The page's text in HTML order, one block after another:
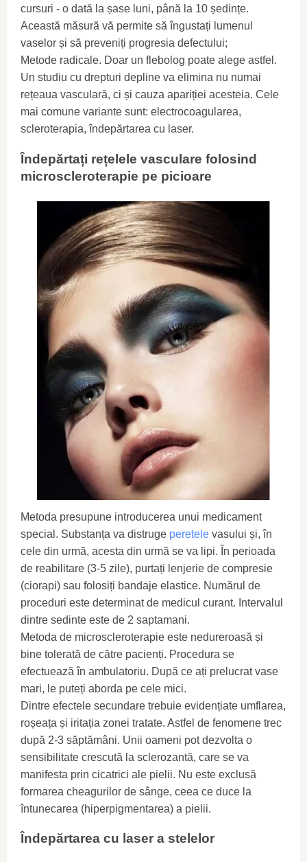
cursuri - o dată la șase luni, până la 10 ședințe.
Această măsură vă permite să îngustați lumenul
vaselor și să preveniți progresia defectului;
Metode radicale. Doar un flebolog poate alege astfel.
Un studiu cu drepturi depline va elimina nu numai
rețeaua vasculară, ci și cauza apariției acesteia. Cele
mai comune variante sunt: ​​electrocoagularea,
scleroterapia, îndepărtarea cu laser.
Îndepărtați rețelele vasculare folosind
microscleroterapie pe picioare
Metoda presupune introducerea unui medicament
special. Substanța va distruge peretele vasului și, în
cele din urmă, acesta din urmă se va lipi. În perioada
de reabilitare (3-5 zile), purtați lenjerie de compresie
(ciorapi) sau folosiți bandaje elastice. Numărul de
proceduri este determinat de medicul curant. Intervalul
dintre sedinte este de 2 saptamani.
Metoda de microscleroterapie este nedureroasă și
bine tolerată de către pacienți. Procedura se
efectuează în ambulatoriu. După ce ați prelucrat vase
mari, le puteți aborda pe cele mici.
Dintre efectele secundare trebuie evidențiate umflarea,
roșeața și iritația zonei tratate. Astfel de fenomene trec
după 2-3 săptămâni. Unii oameni pot dezvolta o
sensibilitate crescută la sclerozantă, care se va
manifesta prin cicatrici ale pielii. Nu este exclusă
formarea cheagurilor de sânge, ceea ce duce la
întunecarea (hiperpigmentarea) a pielii.
Îndepărtarea cu laser a stelelor